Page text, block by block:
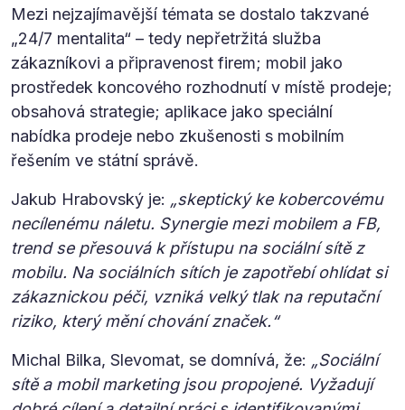
Mezi nejzajímavější témata se dostalo takzvané
„24/7 mentalita“ – tedy nepřetržitá služba
zákazníkovi a připravenost firem; mobil jako
prostředek koncového rozhodnutí v místě prodeje;
obsahová strategie; aplikace jako speciální
nabídka prodeje nebo zkušenosti s mobilním
řešením ve státní správě.
Jakub Hrabovský je: „skeptický ke kobercovému
necílenému náletu. Synergie mezi mobilem a FB,
trend se přesouvá k přístupu na sociální sítě z
mobilu. Na sociálních sítích je zapotřebí ohlídat si
zákaznickou péči, vzniká velký tlak na reputační
riziko, který mění chování značek.“
Michal Bilka, Slevomat, se domnívá, že: „Sociální
sítě a mobil marketing jsou propojené. Vyžadují